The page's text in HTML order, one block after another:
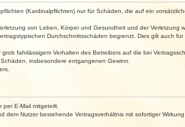
(Kardinalpflichten) nur für Schäden, die auf ein
von Leben, Körper und Gesundheit und der Verletzung
Durchschnittsschäden begrenzt. Dies gilt auch
fahrlässigem Verhalten des Betreibers auf die bei
insbesondere entgangenen Gewinn.
E-Mail mitgeteilt.
Nutzer bestehende Vertragsverhältnis mit sofortiger Wirkung.